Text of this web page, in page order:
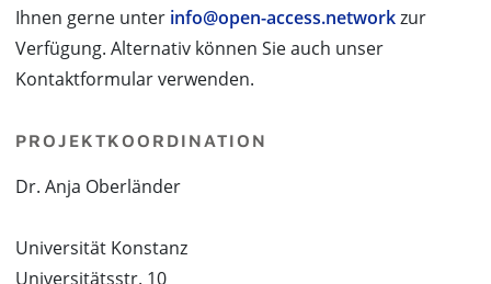
Ihnen gerne unter info@open-access.networkzur
Verfügung. Alternativ können Sie auch unser
Kontaktformular verwenden.
PROJEKTKOORDINATION
Dr. Anja Oberländer
Universität Konstanz
Universitätsstr. 10